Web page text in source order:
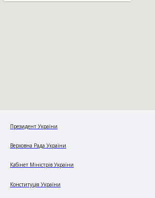
Президент України
Верховна Рада України
Кабінет Міністрів України
Конституція України